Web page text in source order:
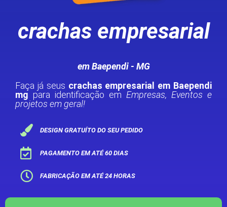
crachas empresarial
em Baependi - MG
Faça já seus crachas empresarial em Baependi
mg para identificação em Empresas, Eventos e
projetos em geral!
DESIGN GRATUÍTO DO SEU PEDIDO
PAGAMENTO EM ATÉ 60 DIAS
FABRICAÇÃO EM ATÉ 24 HORAS